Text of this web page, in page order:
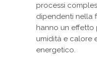
processi
dipendenti nella
hanno un effetto
umidità e calore
energetico.